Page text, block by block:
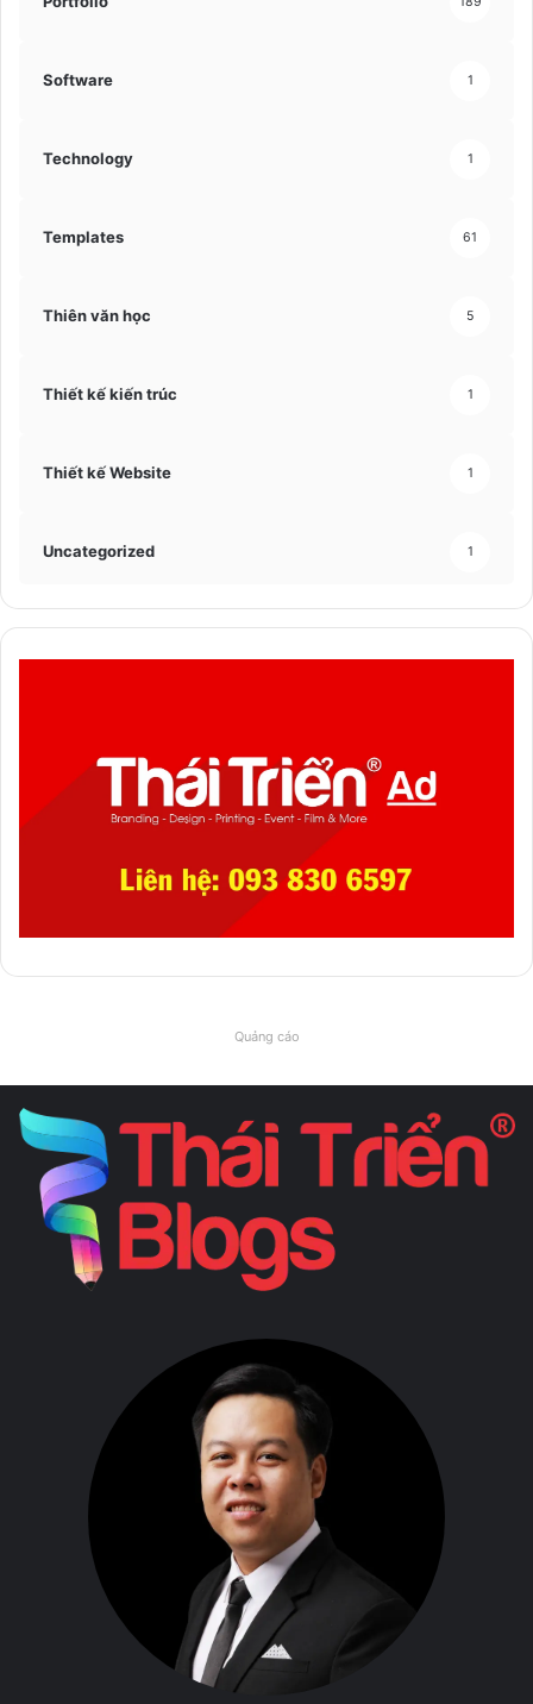
Software 1
Technology 1
Templates 61
Thiên văn học 5
Thiết kế kiến trúc 1
Thiết kế Website 1
Uncategorized 1
Quảng cáo